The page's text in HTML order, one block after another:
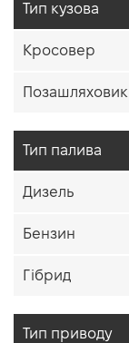
Тип кузова
Кросовер
Позашляховик
Тип палива
Дизель
Бензин
Гібрид
Тип приводу